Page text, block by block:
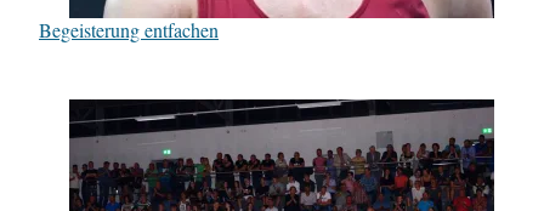
Begeisterung entfachen